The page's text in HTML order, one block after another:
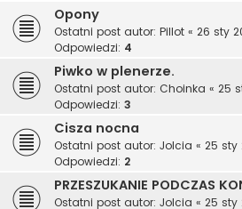
Opony
Ostatni post autor: Pillot « 26 sty
Odpowiedzi: 4
Piwko w plenerze.
Ostatni post autor: Choinka « 25
Odpowiedzi: 3
Cisza nocna
Ostatni post autor: Jolcia « 25 sty
Odpowiedzi: 2
PRZESZUKANIE PODCZAS
Ostatni post autor: Jolcia « 25 sty